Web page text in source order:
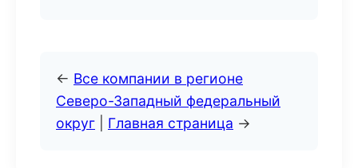
← Все компании в регионе
Северо-Западный федеральный
округ
Главная страница →